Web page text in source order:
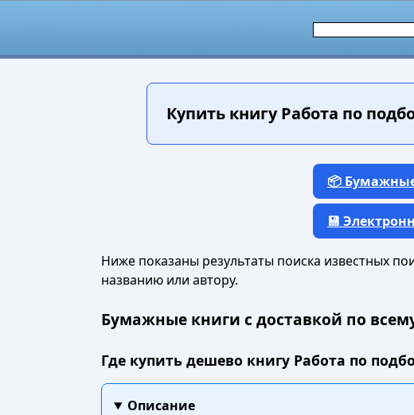
Купить книгуРабота по
📦
💾
Ниже показаны результаты поиска известных
названию или автору.
Бумажные книги с доставкой по
Где купить дешево книгу Работа по
Описание